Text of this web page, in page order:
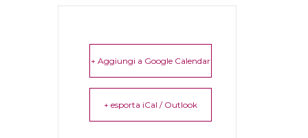
+ Aggiungi a Google Calendar
+ esporta iCal / Outlook